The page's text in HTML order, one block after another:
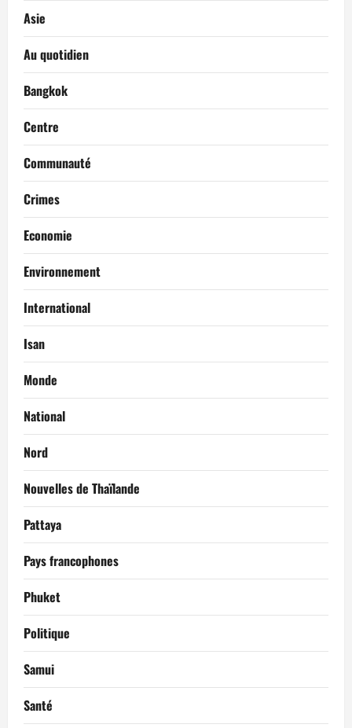
Asie
Au quotidien
Bangkok
Centre
Communauté
Crimes
Economie
Environnement
International
Isan
Monde
National
Nord
Nouvelles de Thaïlande
Pattaya
Pays francophones
Phuket
Politique
Samui
Santé